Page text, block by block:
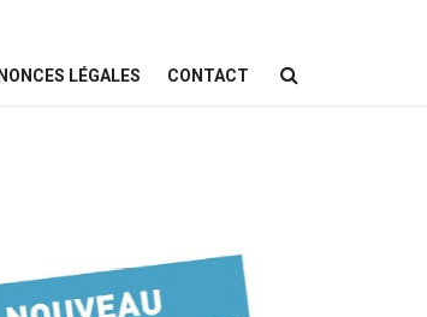
LÉGALES CONTACT